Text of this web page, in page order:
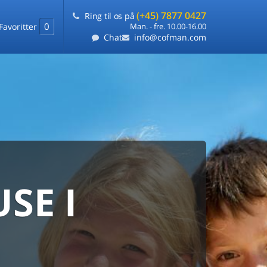
Favoritter 0
Ring til os på (+45) 7877 0427
Man. - fre. 10.00-16.00
Chat info@cofman.com
I
laveste pris
ét sted